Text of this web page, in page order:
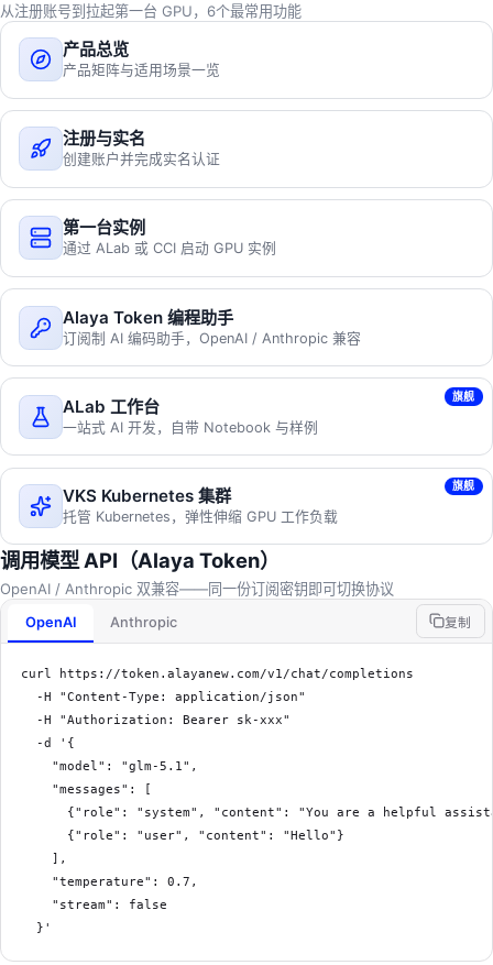
从注册账号到拉起第一台 GPU，6个最常用功能
产品总览
产品矩阵与适用场景一览
注册与实名
创建账户并完成实名认证
第一台实例
通过 ALab 或 CCI 启动 GPU 实例
Alaya Token 编程助手
订阅制 AI 编码助手，OpenAI / Anthropic 兼容
ALab 工作台 旗舰
一站式 AI 开发，自带 Notebook 与样例
VKS Kubernetes 集群 旗舰
托管 Kubernetes，弹性伸缩 GPU 工作负载
调用模型 API（Alaya Token）
OpenAI / Anthropic 双兼容——同一份订阅密钥即可切换协议
OpenAI Anthropic 复制
curl https://token.alayanew.com/v1/chat/completions
  -H "Content-Type: application/json"
  -H "Authorization: Bearer sk-xxx"
  -d '{
    "model": "glm-5.1",
    "messages": [
{"role": "system", "content": "You are a helpful
      {"role": "user", "content": "Hello"}
    ],
    "temperature": 0.7,
    "stream": false